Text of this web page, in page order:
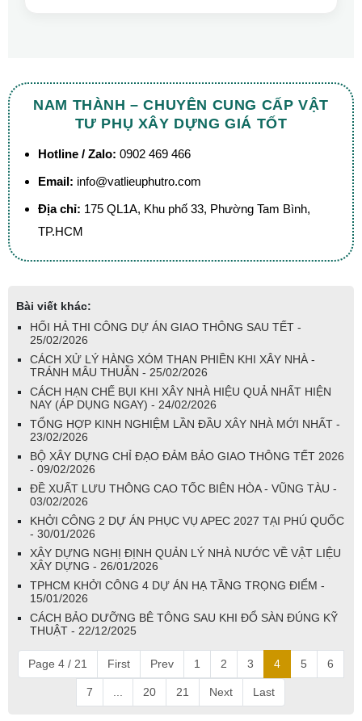
NAM THÀNH – CHUYÊN CUNG CẤP VẬT
TƯ PHỤ XÂY DỰNG GIÁ TỐT
Hotline / Zalo: 0902 469 466
Email: info@vatlieuphutro.com
Địa chỉ: 175 QL1A, Khu phố 33, Phường Tam Bình,
TP.HCM
Bài viết khác:
HỐI HẢ THI CÔNG DỰ ÁN GIAO THÔNG SAU TẾT -
25/02/2026
CÁCH XỬ LÝ HÀNG XÓM THAN PHIỀN KHI XÂY NHÀ -
TRÁNH MÂU THUẪN - 25/02/2026
CÁCH HẠN CHẾ BỤI KHI XÂY NHÀ HIỆU QUẢ NHẤT HIỆN
NAY (ÁP DỤNG NGAY) - 24/02/2026
TỔNG HỢP KINH NGHIỆM LẦN ĐẦU XÂY NHÀ MỚI NHẤT -
23/02/2026
BỘ XÂY DỰNG CHỈ ĐẠO ĐẢM BẢO GIAO THÔNG TẾT 2026
- 09/02/2026
ĐỀ XUẤT LƯU THÔNG CAO TỐC BIÊN HÒA - VŨNG TÀU -
03/02/2026
KHỞI CÔNG 2 DỰ ÁN PHỤC VỤ APEC 2027 TẠI PHÚ QUỐC
- 30/01/2026
XÂY DỰNG NGHỊ ĐỊNH QUẢN LÝ NHÀ NƯỚC VỀ VẬT LIỆU
XÂY DỰNG - 26/01/2026
TPHCM KHỞI CÔNG 4 DỰ ÁN HẠ TẦNG TRỌNG ĐIỂM -
15/01/2026
CÁCH BẢO DƯỠNG BÊ TÔNG SAU KHI ĐỔ SÀN ĐÚNG KỸ
THUẬT - 22/12/2025
Page 4 / 21 First Prev 1 2 3 4 5 6
7 20 21 Next Last